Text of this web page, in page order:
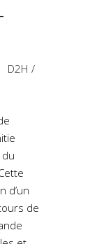
D2H
d’un
de